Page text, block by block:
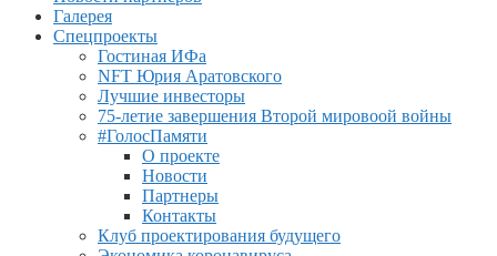
Галерея
Спецпроекты
Гостиная ИФа
NFT Юрия Аратовского
Лучшие инвесторы
75-летие завершения Второй мировоой войны
#ГолосПамяти
О проекте
Новости
Партнеры
Контакты
Клуб проектирования будущего